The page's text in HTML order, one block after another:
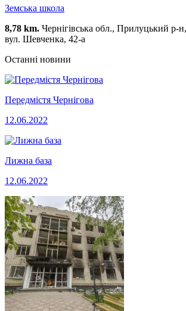
Земська школа
8,78 km. Чернігівська обл., Прилуцький р-
вул. Шевченка, 42-а
Останні новини
Передмістя Чернігова
12.06.2022
Лижна база
12.06.2022